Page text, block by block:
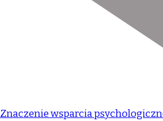
Znaczenie wsparcia